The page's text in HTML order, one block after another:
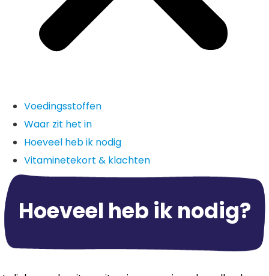
Voedingsstoffen
Waar zit het in
Hoeveel heb ik nodig
Vitaminetekort & klachten
Hoeveel heb ik nodig?